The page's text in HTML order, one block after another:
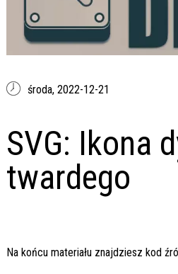
środa, 2022-12-21
SVG: Ikona
twardego
Na końcu materiału znajdziesz kod